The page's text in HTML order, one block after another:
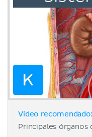
Video
Principales órganos